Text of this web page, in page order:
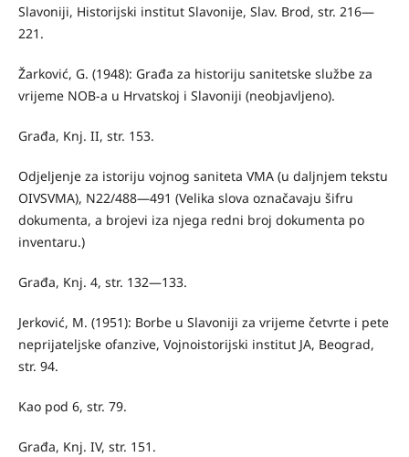
Slavoniji, Historijski institut Slavonije, Slav. Brod, str. 216—
221.
Žarković, G. (1948): Građa za historiju sanitetske službe za
vrijeme NOB-a u Hrvatskoj i Slavoniji (neobjavljeno).
Građa, Knj. II, str. 153.
Odjeljenje za istoriju vojnog saniteta VMA (u daljnjem tekstu
OIVSVMA), N22/488—491 (Velika slova označavaju šifru
dokumenta, a brojevi iza njega redni broj dokumenta po
inventaru.)
Građa, Knj. 4, str. 132—133.
Jerković, M. (1951): Borbe u Slavoniji za vrijeme četvrte i pete
neprija­teljske ofanzive, Vojnoistorijski institut JA, Beograd,
str. 94.
Kao pod 6, str. 79.
Građa, Knj. IV, str. 151.